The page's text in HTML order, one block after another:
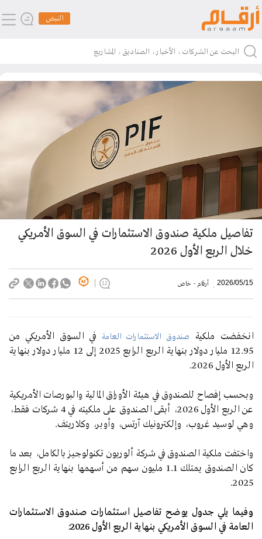
النبض
تفاصيل ملكية صندوق الاستثمارات في السوق الأمريكي
خلال الربع الأول 2026
2026/05/15 أرقام - خاص 12
انخفضت ملكية صندوق الاستثمارات العامة في السوق الأمريكي من
12.95 مليار دولار بنهاية الربع الرابع 2025 إلى 12 مليار دولار بنهاية
الربع الأول 2026.
وبحسب إفصاح للصندوق في هيئة الأوراق المالية والبورصات الأمريكية
عن الربع الأول 2026، أبقى الصندوق على ملكيته في
4 شركات فقط،
وهي لوسيد غروب، وإلكترونيك آرتس، وأوبر، وكلاريتف.
واختفت ملكية الصندوق في شركة ألوريون تكنولوجيز بالكامل، بعد ما
كان الصندوق يمتلك 1.1 مليون سهم من أسهمها بنهاية الربع الرابع
2025.
وفيما يلي جدول يوضح تفاصيل استثمارات صندوق الاستثمارات
العامة في السوق الأمريكي بنهاية الربع الأول 2026: